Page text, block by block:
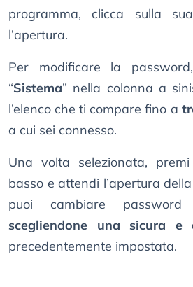
programma, clicca sulla
l’apertura.
Per modificare la
“Sistema” nella colonna a
l’elenco che ti compare fino a
a cui sei connesso.
Una volta selezionata,
basso e attendi l’apertura
puoi cambiare password
scegliendone una sicura e
precedentemente impostata.